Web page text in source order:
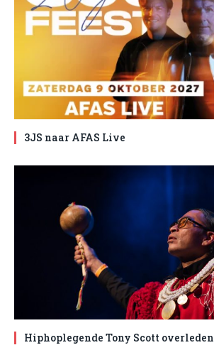
3JS naar AFAS Live
Hiphoplegende Tony Scott overleden